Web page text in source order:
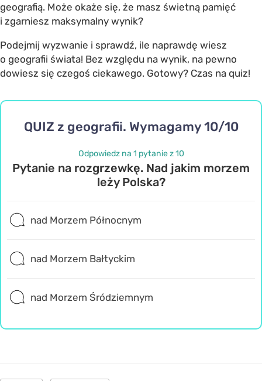
geografią. Może okaże się, że masz świetną pamięć
i zgarniesz maksymalny wynik?
Podejmij wyzwanie i sprawdź, ile naprawdę wiesz
o geografii świata! Bez względu na wynik, na pewno
dowiesz się czegoś ciekawego. Gotowy? Czas na quiz!
QUIZ z geografii. Wymagamy 10/10
Odpowiedz na 1 pytanie z 10
Pytanie na rozgrzewkę. Nad jakim morzem
leży Polska?
nad Morzem Północnym
nad Morzem Bałtyckim
nad Morzem Śródziemnym